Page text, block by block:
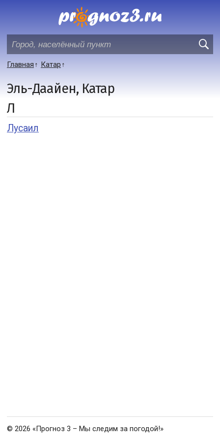
Главная Катар
Эль-Даайен, Катар
Л
Лусаил
© 2026 «Прогноз 3 – Мы следим за погодой!»